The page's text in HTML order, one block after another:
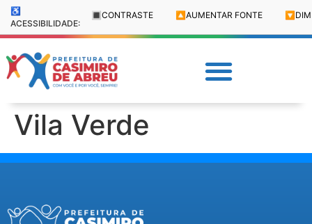
♿
ACESSIBILIDADE:
🔳 CONTRASTE 🔼 AUMENTAR FONTE 🔽
Vila Verde